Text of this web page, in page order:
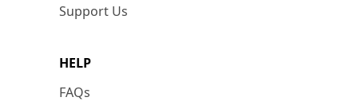
Support Us
HELP
FAQs